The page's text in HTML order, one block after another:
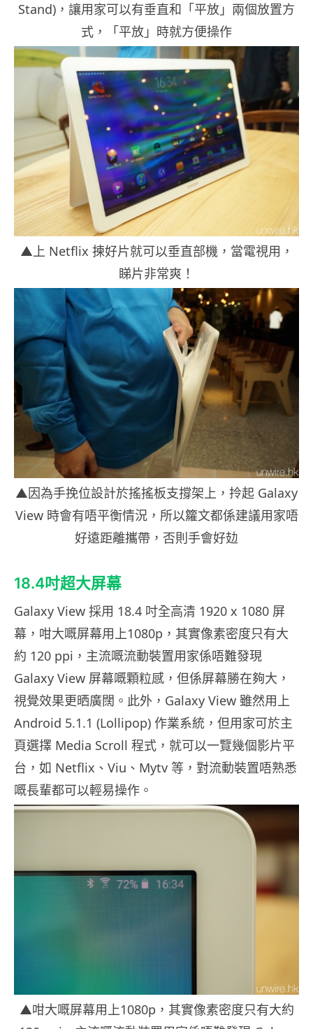
Stand) ，讓用家可以有垂直和「平放」兩個放置方
式，「平放」時就方便操作
▲上 Netflix 揀好片就可以垂直部機，當電視用，
睇片非常爽！
▲因為手挽位設計於搖搖板支撐架上，拎起 Galaxy
View 時會有唔平衡情況，所以籮文都係建議用家唔
好遠距離攜帶，否則手會好攰
18.4吋超大屏幕
Galaxy View 採用 18.4 吋全高清 1920 x 1080 屏
幕，咁大嘅屏幕用上1080p，其實像素密度只有大
約 120 ppi，主流嘅流動裝置用家係唔難發現
Galaxy View 屏幕嘅顆粒感，但係屏幕勝在夠大，
視覺效果更晒廣闊。此外，Galaxy View 雖然用上
Android 5.1.1 (Lollipop) 作業系統，但用家可於主
頁選擇 Media Scroll 程式，就可以一覽幾個影片平
台，如 Netflix、Viu、Mytv 等，對流動裝置唔熟悉
嘅長輩都可以輕易操作。
▲咁大嘅屏幕用上1080p，其實像素密度只有大約